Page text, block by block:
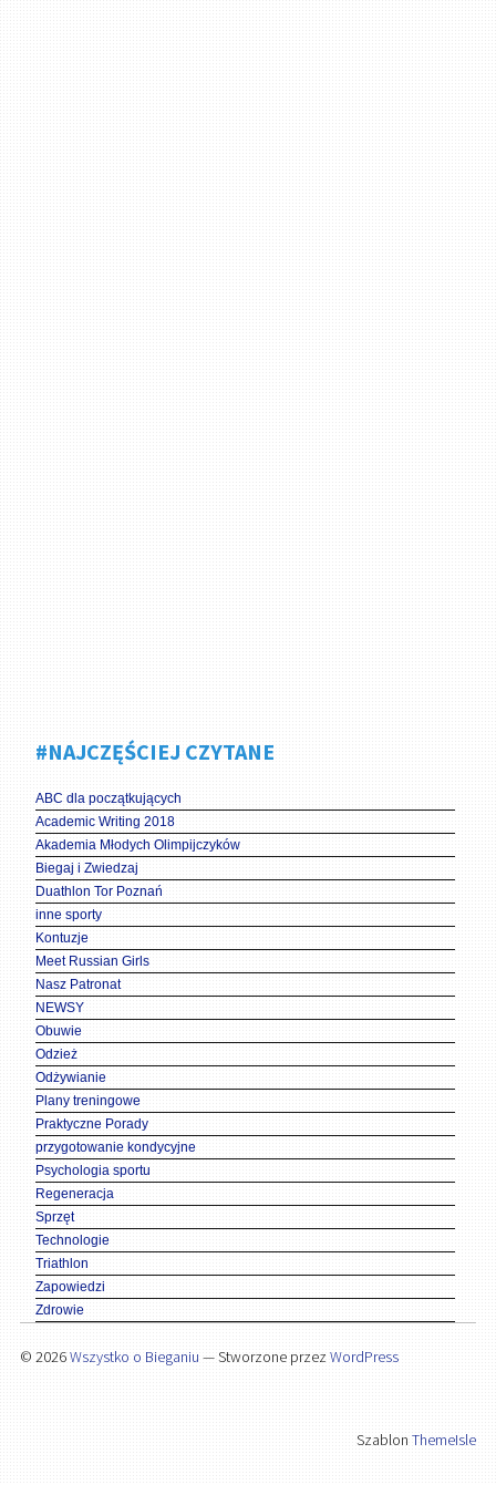
#NAJCZĘŚCIEJ CZYTANE
ABC dla początkujących
Academic Writing 2018
Akademia Młodych Olimpijczyków
Biegaj i Zwiedzaj
Duathlon Tor Poznań
inne sporty
Kontuzje
Meet Russian Girls
Nasz Patronat
NEWSY
Obuwie
Odzież
Odżywianie
Plany treningowe
Praktyczne Porady
przygotowanie kondycyjne
Psychologia sportu
Regeneracja
Sprzęt
Technologie
Triathlon
Zapowiedzi
Zdrowie
© 2026Wszystko o Bieganiu — Stworzone przez WordPress
SzablonThemeIsle